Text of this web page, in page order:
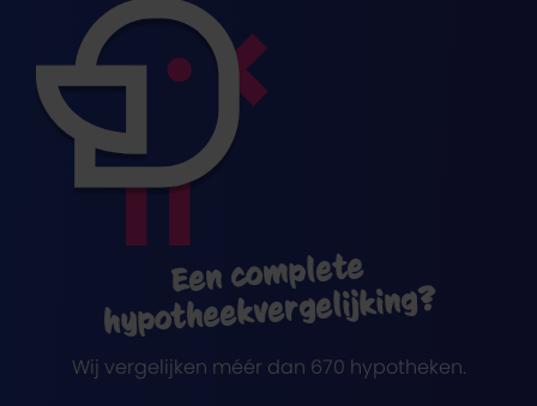
Een complete
hypotheekvergelijking?
Wij vergelijken méér dan 670 hypotheken.